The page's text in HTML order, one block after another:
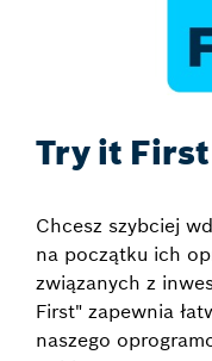
Try it First
Chcesz szybciej
na początku ich
związanych z
First" zapewnia
naszego